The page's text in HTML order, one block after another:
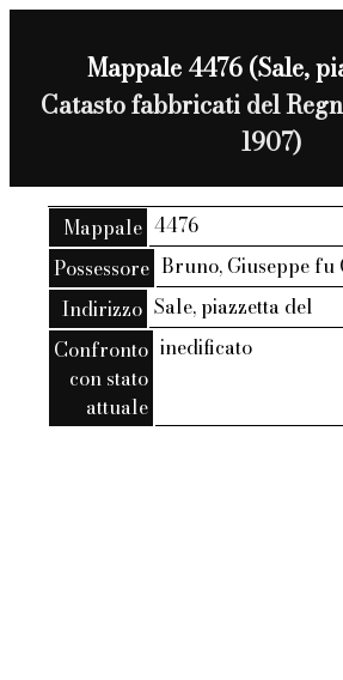
Mappale 4476 (Sale,
Catasto fabbricati del
1907)
Mappale 4476
Possessore Bruno, Giuseppe fu
Indirizzo Sale, piazzetta del
Confronto
con stato
attuale
inedificato